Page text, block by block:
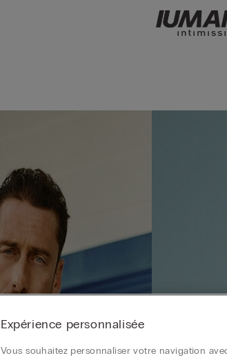
Expérience personnalisée
Vous souhaitez personnaliser votre navigation